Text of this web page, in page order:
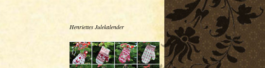
Henriettes Julekalender